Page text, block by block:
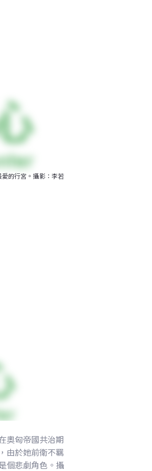
的行宮。攝影：李若
奧匈帝國共治期
由於她前衛不羈
個悲劇角色。攝